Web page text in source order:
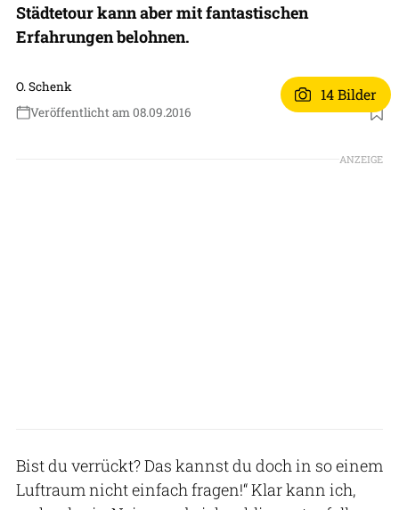
Städtetour kann aber mit fantastischen
Erfahrungen belohnen.
O. Schenk
Veröffentlicht am 08.09.2016
14 Bilder
ANZEIGE
Bist du verrückt? Das kannst du doch in so einem
Luftraum nicht einfach fragen!“ Klar kann ich,